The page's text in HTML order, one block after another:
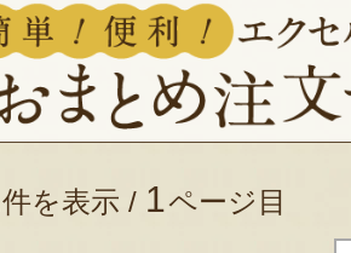
件を表示 / 1ページ目